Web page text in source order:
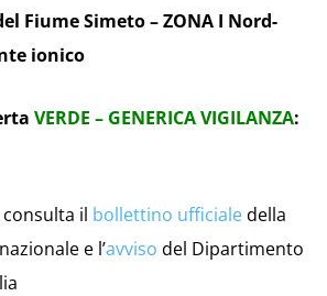
Fiume Simeto – ZONA I Nord-
ionico
VERDE – GENERICA VIGILANZA:
il bollettino ufficialedella
e l’avviso del Dipartimento